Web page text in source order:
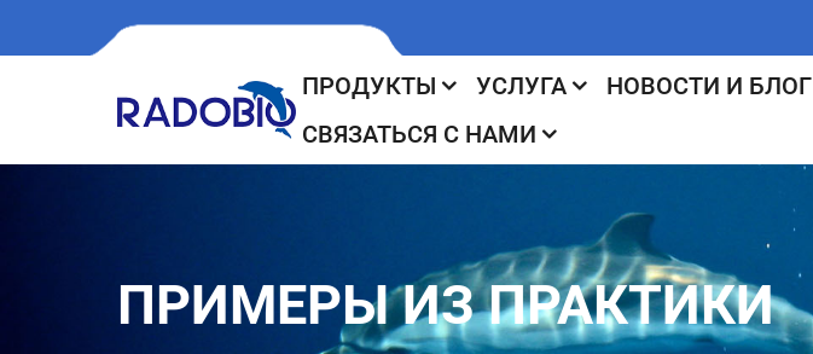
ПРОДУКТЫ УСЛУГА НОВОСТИ И БЛОГ
СВЯЗАТЬСЯ С НАМИ
ПРИМЕРЫ ИЗ ПРАКТИКИ